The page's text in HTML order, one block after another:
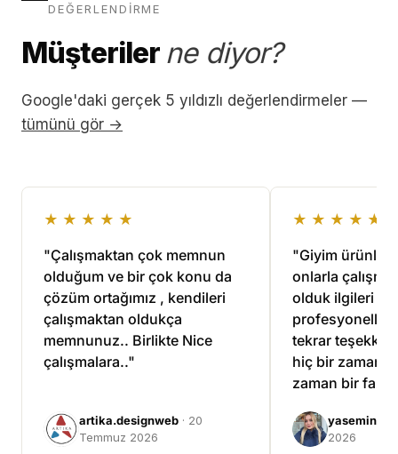
DEĞERLENDIRME
Müşteriler ne diyor?
Google'daki gerçek 5 yıldızlı değerlendirmeler —
tümünü gör →
★★★★★
"Çalışmaktan çok memnun
olduğum ve bir çok konu da
çözüm ortağımız , kendileri
çalışmaktan oldukça
memnunuz.. Birlikte Nice
çalışmalara.."
artika.designweb · 20
Temmuz 2026
★★★★★
"Giyim
onlarla
olduk ilgileri ve
tekrar teşekkür
hiç bir zaman
zaman bir
yasemin
2026